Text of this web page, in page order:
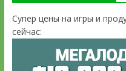
Супер цены на игры и
сейчас: